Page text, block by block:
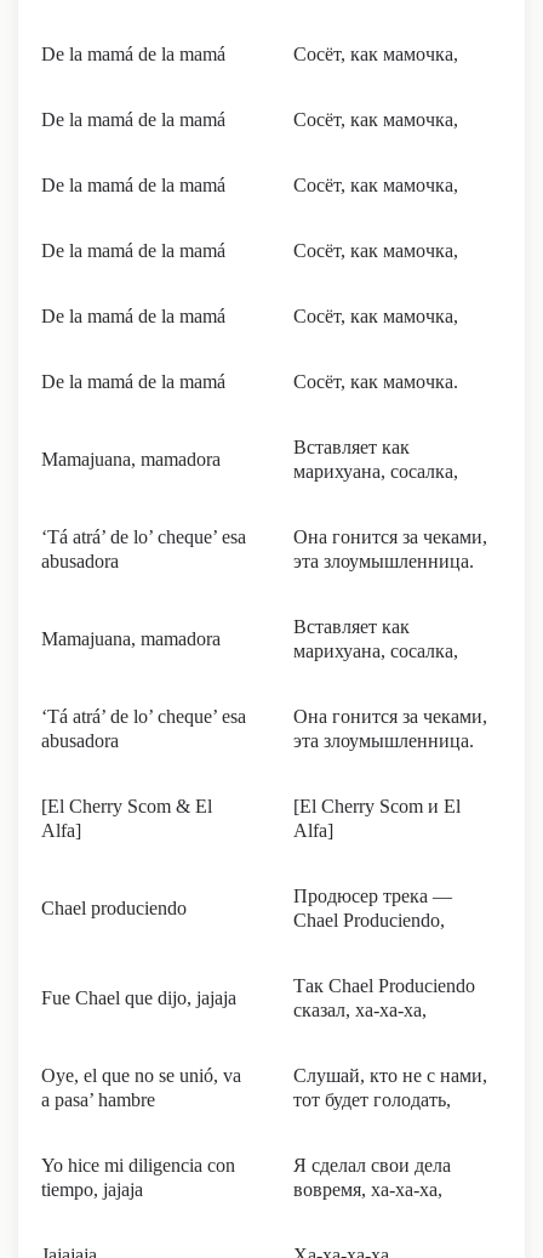
De la mamá de la mamá Сосёт, как мамочка,
De la mamá de la mamá Сосёт, как мамочка,
De la mamá de la mamá Сосёт, как мамочка,
De la mamá de la mamá Сосёт, как мамочка,
De la mamá de la mamá Сосёт, как мамочка,
De la mamá de la mamá Сосёт, как мамочка.
Mamajuana, mamadora
Вставляет как
марихуана, сосалка,
‘Tá atrá’ de lo’ cheque’ esa
abusadora
Она гонится за чеками,
эта злоумышленница.
Mamajuana, mamadora
Вставляет как
марихуана, сосалка,
‘Tá atrá’ de lo’ cheque’ esa
abusadora
Она гонится за чеками,
эта злоумышленница.
[El Cherry Scom & El
Alfa]
[El Cherry Scom и El
Alfa]
Chael produciendo
Продюсер трека —
Chael Produciendo,
Fue Chael que dijo, jajaja
Так Chael Produciendo
сказал, ха-ха-ха,
Oye, el que no se unió, va
a pasa’ hambre
Слушай, кто не с нами,
тот будет голодать,
Yo hice mi diligencia con
tiempo, jajaja
Я сделал свои дела
вовремя, ха-ха-ха,